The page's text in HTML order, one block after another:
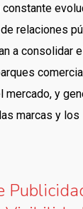
relaciones
a consolidar
y
marcas y los